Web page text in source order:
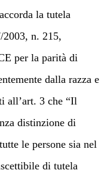
la tutela
n. 215,
per la parità di
dalla razza e
all’art. 3 che “Il
distinzione di
le persone sia nel
di tutela